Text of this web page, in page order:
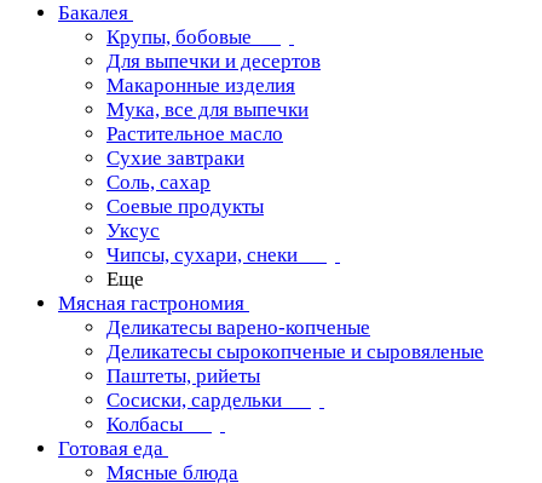
Бакалея
Крупы, бобовые
Для выпечки и десертов
Макаронные изделия
Мука, все для выпечки
Растительное масло
Сухие завтраки
Соль, сахар
Соевые продукты
Уксус
Чипсы, сухари, снеки
Еще
Мясная гастрономия
Деликатесы варено-копченые
Деликатесы сырокопченые и сыровяленые
Паштеты, рийеты
Сосиски, сардельки
Колбасы
Готовая еда
Мясные блюда